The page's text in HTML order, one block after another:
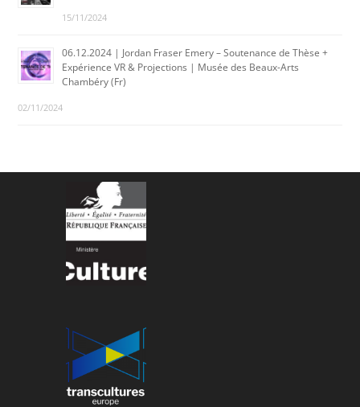
15/11/2024
06.12.2024 | Jordan Fraser Emery – Soutenance de Thèse +
Expérience VR & Projections | Musée des Beaux-Arts
Chambéry (Fr)
02/11/2024